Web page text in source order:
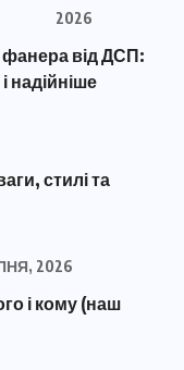
2026
фанера від ДСП:
надійніше
стилі та
2026
і кому (наш